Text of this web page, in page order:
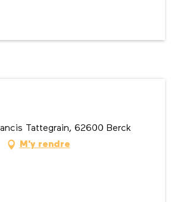
Tattegrain, 62600 Berck
M'y rendre